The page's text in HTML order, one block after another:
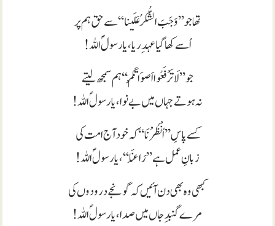
تھا جو’’وَجَبَ الشُّکرُ عَلَینا‘‘سے حق ہم پر
اُسے کھا گیا عہدِریا، یارسولؐ اللہ!
جو’’لَا تَرْفَعُوااَصوَاتَکُمْ‘‘ ہم سمجھ لیتے
نہ ہوتے جہاں میں بے نوا، یارسولؐ اللہ!
کسے پاسِ’’اُنْظُرْنَا‘‘ کہ خود آج امت کی
زبانِ عمل ہے’’رَاعِنَا‘‘، یارسولؐ اللہ!
کبھی وہ بھی دن آئیں کہ گونجے درودوں کی
مرے گنبدِجاں میں صدا، یارسولؐ اللہ!